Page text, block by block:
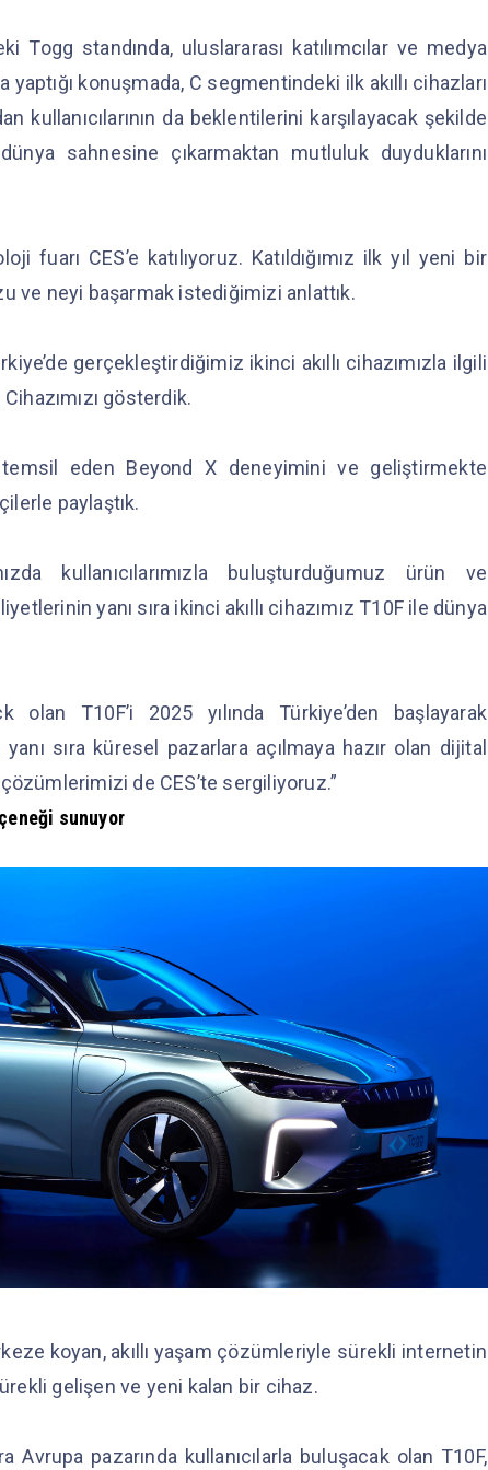
Togg standında, uluslararası katılımcılar ve medya
yaptığı konuşmada, C segmentindeki ilk akıllı cihazları
kullanıcılarının da beklentilerini karşılayacak şekilde
sahnesine çıkarmaktan mutluluk duyduklarını
fuarı CES’e katılıyoruz. Katıldığımız ilk yıl yeni bir
ve neyi başarmak istediğimizi anlattık.
gerçekleştirdiğimiz ikinci akıllı cihazımızla ilgili
gösterdik.
temsil eden Beyond X deneyimini ve geliştirmekte
paylaştık.
kullanıcılarımızla buluşturduğumuz ürün ve
yanı sıra ikinci akıllı cihazımız T10F ile dünya
T10F’i 2025 yılında Türkiye’den başlayarak
yanı sıra küresel pazarlara açılmaya hazır olan dijital
de CES’te sergiliyoruz.”
sunuyor
koyan, akıllı yaşam çözümleriyle sürekli internetin
gelişen ve yeni kalan bir cihaz.
Avrupa pazarında kullanıcılarla buluşacak olan T10F,